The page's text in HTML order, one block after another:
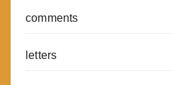
comments
letters